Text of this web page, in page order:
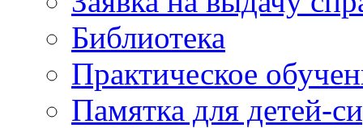
Библиотека
Практическое
Памятка для детей-